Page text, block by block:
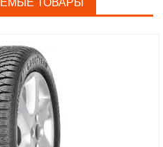
ТОВАРЫ